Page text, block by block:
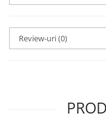
Review-uri(0)